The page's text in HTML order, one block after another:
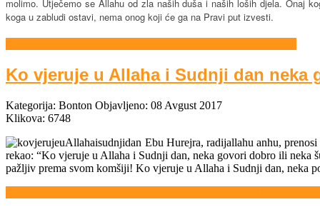
molimo. Utječemo se Allahu od zla naših duša i naših loših djela. Onaj
koga u zabludi ostavi, nema onog koji će ga na Pravi put izvesti.
Ko vjeruje u Allaha i Sudnji dan
Kategorija: Bonton Objavljeno: 08 Avgust 2017
Klikova: 6748
Ebu Hurejra, radijallahu anhu,
rekao: “Ko vjeruje u Allaha i Sudnji dan, neka govori dobro ili neka
pažljiv prema svom komšiji! Ko vjeruje u Allaha i Sudnji dan, neka